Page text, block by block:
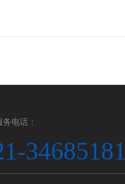
务电话：
34685181